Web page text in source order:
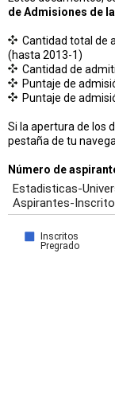
de Admisiones de
Cantidad total de
(hasta 2013-1)
Cantidad de
Puntaje de
Puntaje de
Si la apertura de los
pestaña de tu
Número de